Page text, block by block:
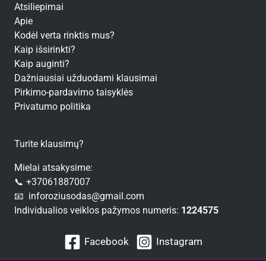
Atsiliepimai
Apie
Kodėl verta rinktis mus?
Kaip išsirinkti?
Kaip auginti?
Dažniausiai užduodami klausimai
Pirkimo-pardavimo taisyklės
Privatumo politika
Turite klausimų?
Mielai atsakysime:
📞 +37061887007
📧 inforoziusodas@gmail.com
Individualios veiklos pažymos numeris: 1224575
Facebook Instagram